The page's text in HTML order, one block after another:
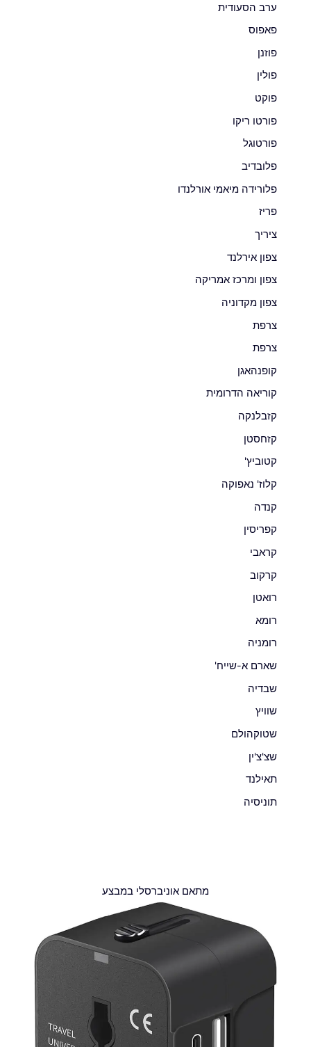
ערב הסעודית
פאפוס
פוזנן
פולין
פוקט
פורטו ריקו
פורטוגל
פלובדיב
פלורידה מיאמי אורלנדו
פריז
ציריך
צפון אירלנד
צפון ומרכז אמריקה
צפון מקדוניה
צרפת
צרפת
קופנהאגן
קוריאה הדרומית
קזבלנקה
קזחסטן
קטוביץ'
קלוז' נאפוקה
קנדה
קפריסין
קראבי
קרקוב
רואטן
רומא
רומניה
שארם א-שייח'
שבדיה
שוויץ
שטוקהולם
שצ'צ'ין
תאילנד
תוניסיה
מתאם אוניברסלי במבצע